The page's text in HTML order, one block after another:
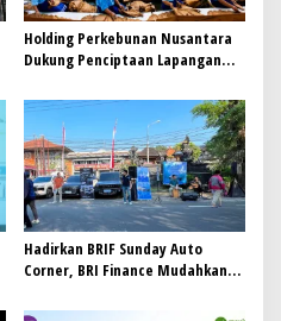
Holding Perkebunan Nusantara
Dukung Penciptaan Lapangan
Pekerja di Pabrik Tembakau
Hadirkan BRIF Sunday Auto
Corner, BRI Finance Mudahkan
Impian